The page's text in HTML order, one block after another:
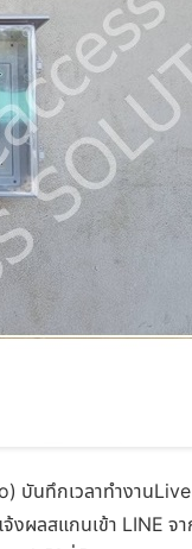
นทึกเวลาทำงาน
ผลสแกนเข้า LINE จ